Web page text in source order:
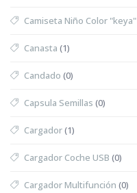
Camiseta Niño Color "keya"
Canasta (1)
Candado (0)
Capsula Semillas (0)
Cargador(1)
Cargador Coche USB (0)
Cargador Multifunción (0)